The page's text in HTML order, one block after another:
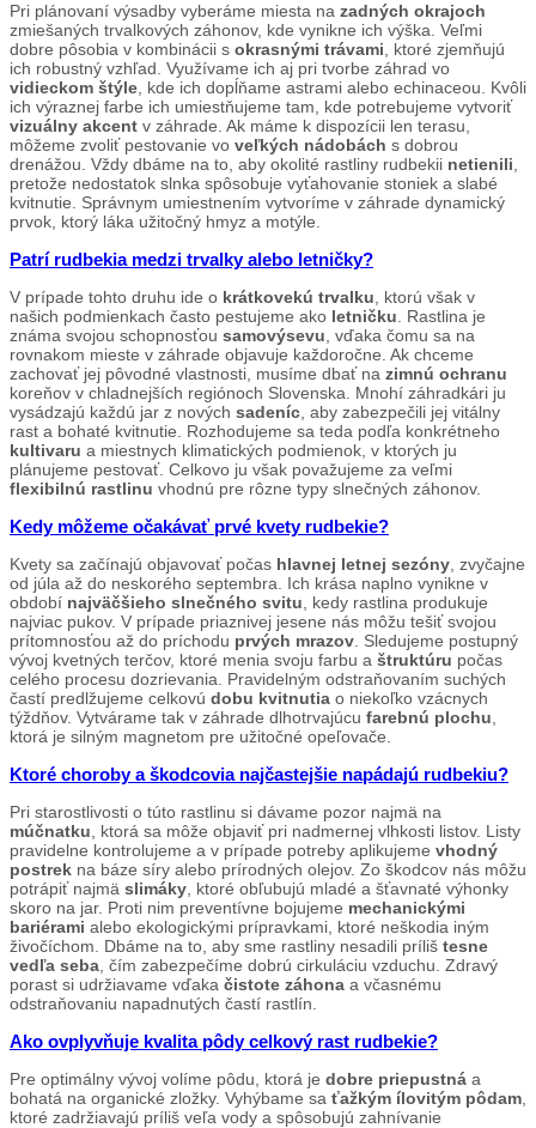
Pri plánovaní výsadby vyberáme miesta na zadných okrajoch
zmiešaných trvalkových záhonov, kde vynikne ich výška. Veľmi
dobre pôsobia v kombinácii s okrasnými trávami , ktoré zjemňujú
ich robustný vzhľad. Využívame ich aj pri tvorbe záhrad vo
vidieckom štýle , kde ich dopĺňame astrami alebo echinaceou. Kvôli
ich výraznej farbe ich umiestňujeme tam, kde potrebujeme vytvoriť
vizuálny akcent v záhrade. Ak máme k dispozícii len terasu,
môžeme zvoliť pestovanie vo veľkých nádobách s dobrou
drenážou. Vždy dbáme na to, aby okolité rastliny rudbekii netienili
pretože nedostatok slnka spôsobuje vyťahovanie stoniek a slabé
kvitnutie. Správnym umiestnením vytvoríme v záhrade dynamický
prvok, ktorý láka užitočný hmyz a motýle.
Patrí rudbekia medzi trvalky alebo letničky?
V prípade tohto druhu ide o krátkovekú trvalku , ktorú však v
našich podmienkach často pestujeme ako letničku . Rastlina je
známa svojou schopnosťou samovýsevu , vďaka čomu sa na
rovnakom mieste v záhrade objavuje každoročne. Ak chceme
zachovať jej pôvodné vlastnosti, musíme dbať na zimnú ochranu
koreňov v chladnejších regiónoch Slovenska. Mnohí záhradkári ju
vysádzajú každú jar z nových sadeníc , aby zabezpečili jej vitálny
rast a bohaté kvitnutie. Rozhodujeme sa teda podľa konkrétneho
kultivaru a miestnych klimatických podmienok, v ktorých ju
plánujeme pestovať. Celkovo ju však považujeme za veľmi
flexibilnú rastlinu vhodnú pre rôzne typy slnečných záhonov.
Kedy môžeme očakávať prvé kvety rudbekie?
Kvety sa začínajú objavovať počas hlavnej letnej sezóny , zvyčajne
od júla až do neskorého septembra. Ich krása naplno vynikne v
období najväčšieho slnečného svitu , kedy rastlina produkuje
najviac pukov. V prípade priaznivej jesene nás môžu tešiť svojou
prítomnosťou až do príchodu prvých mrazov . Sledujeme postupný
vývoj kvetných terčov, ktoré menia svoju farbu a štruktúru počas
celého procesu dozrievania. Pravidelným odstraňovaním suchých
častí predlžujeme celkovú dobu kvitnutia o niekoľko vzácnych
týždňov. Vytvárame tak v záhrade dlhotrvajúcu farebnú plochu
ktorá je silným magnetom pre užitočné opeľovače.
Ktoré choroby a škodcovia najčastejšie napádajú rudbekiu?
Pri starostlivosti o túto rastlinu si dávame pozor najmä na
múčnatku , ktorá sa môže objaviť pri nadmernej vlhkosti listov. Listy
pravidelne kontrolujeme a v prípade potreby aplikujeme vhodný
postrek na báze síry alebo prírodných olejov. Zo škodcov nás môžu
potrápiť najmä slimáky , ktoré obľubujú mladé a šťavnaté výhonky
skoro na jar. Proti nim preventívne bojujeme mechanickými
bariérami alebo ekologickými prípravkami, ktoré neškodia iným
živočíchom. Dbáme na to, aby sme rastliny nesadili príliš tesne
vedľa seba , čím zabezpečíme dobrú cirkuláciu vzduchu. Zdravý
porast si udržiavame vďaka čistote záhona a včasnému
odstraňovaniu napadnutých častí rastlín.
Ako ovplyvňuje kvalita pôdy celkový rast rudbekie?
Pre optimálny vývoj volíme pôdu, ktorá je dobre priepustná a
bohatá na organické zložky. Vyhýbame sa ťažkým ílovitým pôdam
ktoré zadržiavajú príliš veľa vody a spôsobujú zahnívanie